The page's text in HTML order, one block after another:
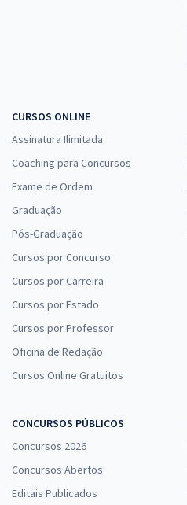
CURSOS ONLINE
Assinatura Ilimitada
Coaching para Concursos
Exame de Ordem
Graduação
Pós-Graduação
Cursos por Concurso
Cursos por Carreira
Cursos por Estado
Cursos por Professor
Oficina de Redação
Cursos Online Gratuitos
CONCURSOS PÚBLICOS
Concursos 2026
Concursos Abertos
Editais Publicados